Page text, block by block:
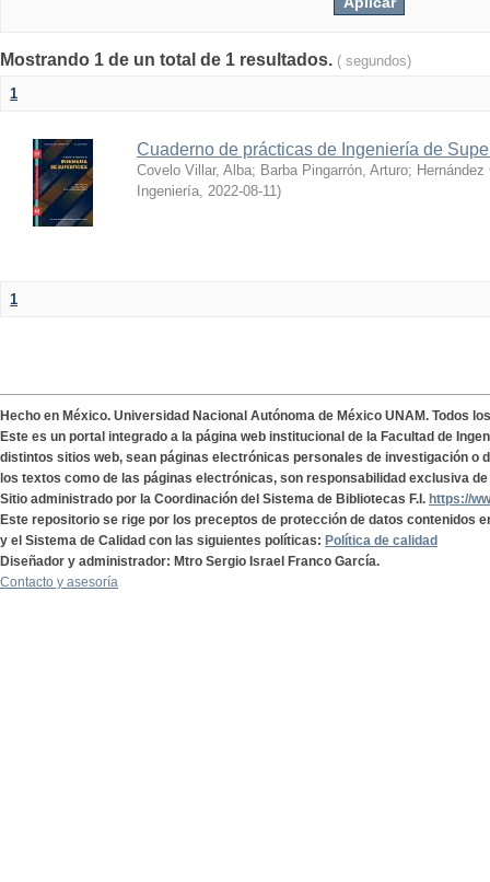
Mostrando 1 de un total de 1 resultados. ( segundos)
1
Cuaderno de prácticas de Ingeniería de
Covelo Villar, Alba; Barba Pingarrón, Arturo;
Ingeniería, 2022-08-11)
1
Hecho en México. Universidad Nacional Autónoma de México UNAM. Todos
Este es un portal integrado a la página web institucional de la Facultad de
distintos sitios web, sean páginas electrónicas personales de investigación o
los textos como de las páginas electrónicas, son responsabilidad exclusiva
Sitio administrado por la Coordinación del Sistema de Bibliotecas F.I. https://
Este repositorio se rige por los preceptos de protección de datos contenidos
y el Sistema de Calidad con las siguientes políticas: Política de calidad
Diseñador y administrador: Mtro Sergio Israel Franco García.
Contacto y asesoría